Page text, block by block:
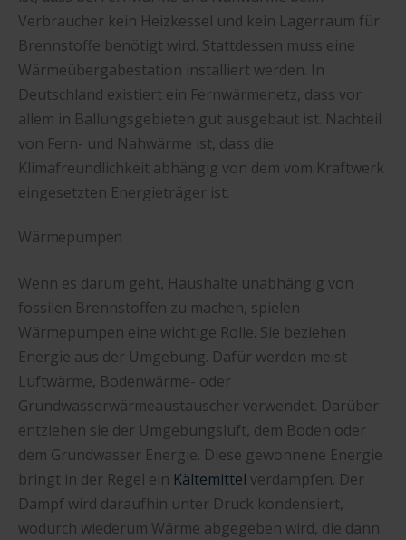
Verbraucher kein Heizkessel und kein Lagerraum für
Brennstoffe benötigt wird. Stattdessen muss eine
Wärmeübergabestation installiert werden. In
Deutschland existiert ein Fernwärmenetz, dass vor
allem in Ballungsgebieten gut ausgebaut ist. Nachteil
von Fern- und Nahwärme ist, dass die
Klimafreundlichkeit abhängig von dem vom Kraftwerk
eingesetzten Energieträger ist.
Wärmepumpen
Wenn es darum geht, Haushalte unabhängig von
fossilen Brennstoffen zu machen, spielen
Wärmepumpen eine wichtige Rolle. Sie beziehen
Energie aus der Umgebung. Dafür werden meist
Luftwärme, Bodenwärme- oder
Grundwasserwärmeaustauscher verwendet. Darüber
entziehen sie der Umgebungsluft, dem Boden oder
dem Grundwasser Energie. Diese gewonnene Energie
bringt in der Regel ein Kältemittel verdampfen. Der
Dampf wird daraufhin unter Druck kondensiert,
wodurch wiederum Wärme abgegeben wird, die dann